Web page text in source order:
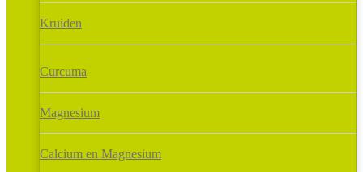
Kruiden
Curcuma
Magnesium
Calcium en Magnesium